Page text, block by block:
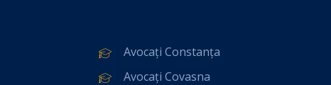
Avocați Constanța
Avocați Covasna